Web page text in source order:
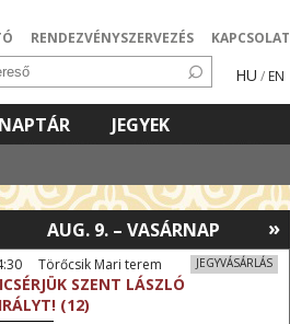
RENDEZVÉNYSZERVEZÉS KAPCSOLAT
HU / EN
JEGYEK
»
AUG. 9. – VASÁRNAP
JEGYVÁSÁRLÁS
Törőcsik Mari terem
SZENT LÁSZLÓ
(12)